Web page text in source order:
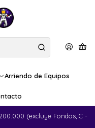
Arriendo de Equipos
(excluye Fondos, C -